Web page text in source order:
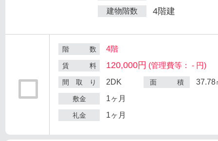
建物階数 4階建
階 数 4階
賃 料 120,000円 (管理費等： - 円)
間 取 り 2DK 面 積 37.78
敷金 1ヶ月
礼金 1ヶ月